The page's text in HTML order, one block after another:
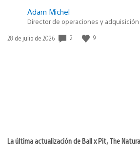
Adam Michel
Director de operaciones y
Fecha
28 de julio de 2026 2 9
La última actualización de Ball x Pit, The